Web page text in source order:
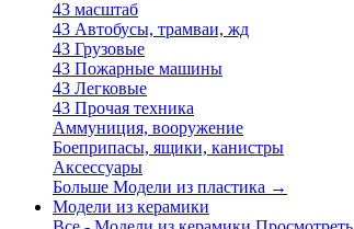
43 масштаб
43 Автобусы, трамваи, жд
43 Грузовые
43 Пожарные машины
43 Легковые
43 Прочая техника
Аммуниция, вооружение
Боеприпасы, ящики, канистры
Аксессуары
Больше Модели из пластика →
Модели из керамики